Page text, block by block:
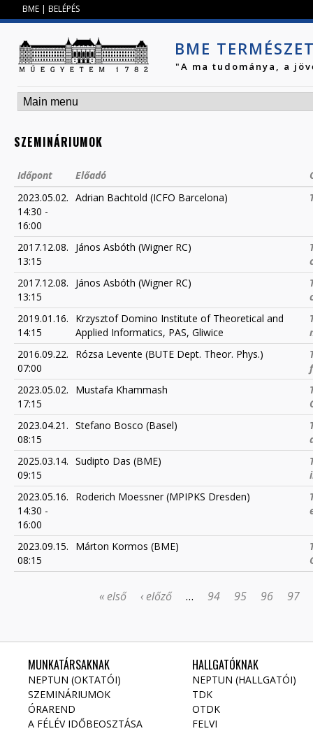
BME | BELÉPÉS
BME
"A ma tudománya, a
SZEMINÁRIUMOK
Időpont Előadó
2023.05.02.
14:30 -
16:00
Adrian Bachtold (ICFO Barcelona)
2017.12.08.
13:15
János Asbóth (Wigner RC)
2017.12.08.
13:15
János Asbóth (Wigner RC)
2019.01.16.
14:15
Krzysztof Domino Institute of Theoretical and
Applied Informatics, PAS, Gliwice
2016.09.22.
07:00
Rózsa Levente (BUTE Dept. Theor. Phys.)
2023.05.02.
17:15
Mustafa Khammash
2023.04.21.
08:15
Stefano Bosco (Basel)
2025.03.14.
09:15
Sudipto Das (BME)
2023.05.16.
14:30 -
16:00
Roderich Moessner (MPIPKS Dresden)
2023.09.15.
08:15
Márton Kormos (BME)
« első ‹ előző … 94 95 96 97
MUNKATÁRSAKNAK
NEPTUN (OKTATÓI)
SZEMINÁRIUMOK
ÓRAREND
A FÉLÉV IDŐBEOSZTÁSA
HALLGATÓKNAK
NEPTUN (HALLGATÓI)
TDK
OTDK
FELVI